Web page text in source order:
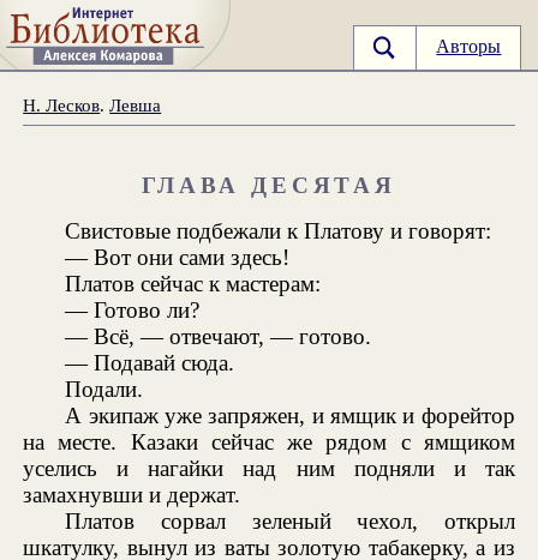
Авторы
Н. Лесков.Левша
ГЛАВА ДЕСЯТАЯ
Свистовые подбежали к Платову и говорят:
— Вот они сами здесь!
Платов сейчас к мастерам:
— Готово ли?
— Всё, — отвечают, — готово.
— Подавай сюда.
Подали.
А экипаж уже запряжен, и ямщик и форейтор
на месте. Казаки сейчас же рядом с ямщиком
уселись и нагайки над ним подняли и так
замахнувши и держат.
Платов сорвал зеленый чехол, открыл
шкатулку, вынул из ваты золотую табакерку, а из